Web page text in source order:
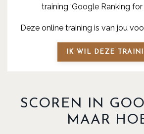
training ‘Google Ranking for
Deze online training is van jou
IK WIL DEZE
SCOREN IN
MAAR